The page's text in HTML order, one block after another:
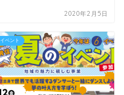
2020年2月5日
イベント